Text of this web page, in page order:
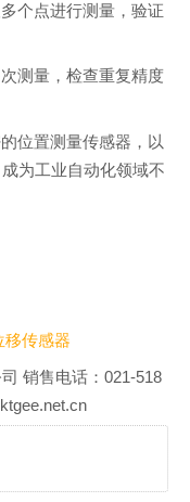
个点进行测量，验证
测量，检查重复精度
位置测量传感器，以
为工业自动化领域不
移传感器
销售电话：021-518